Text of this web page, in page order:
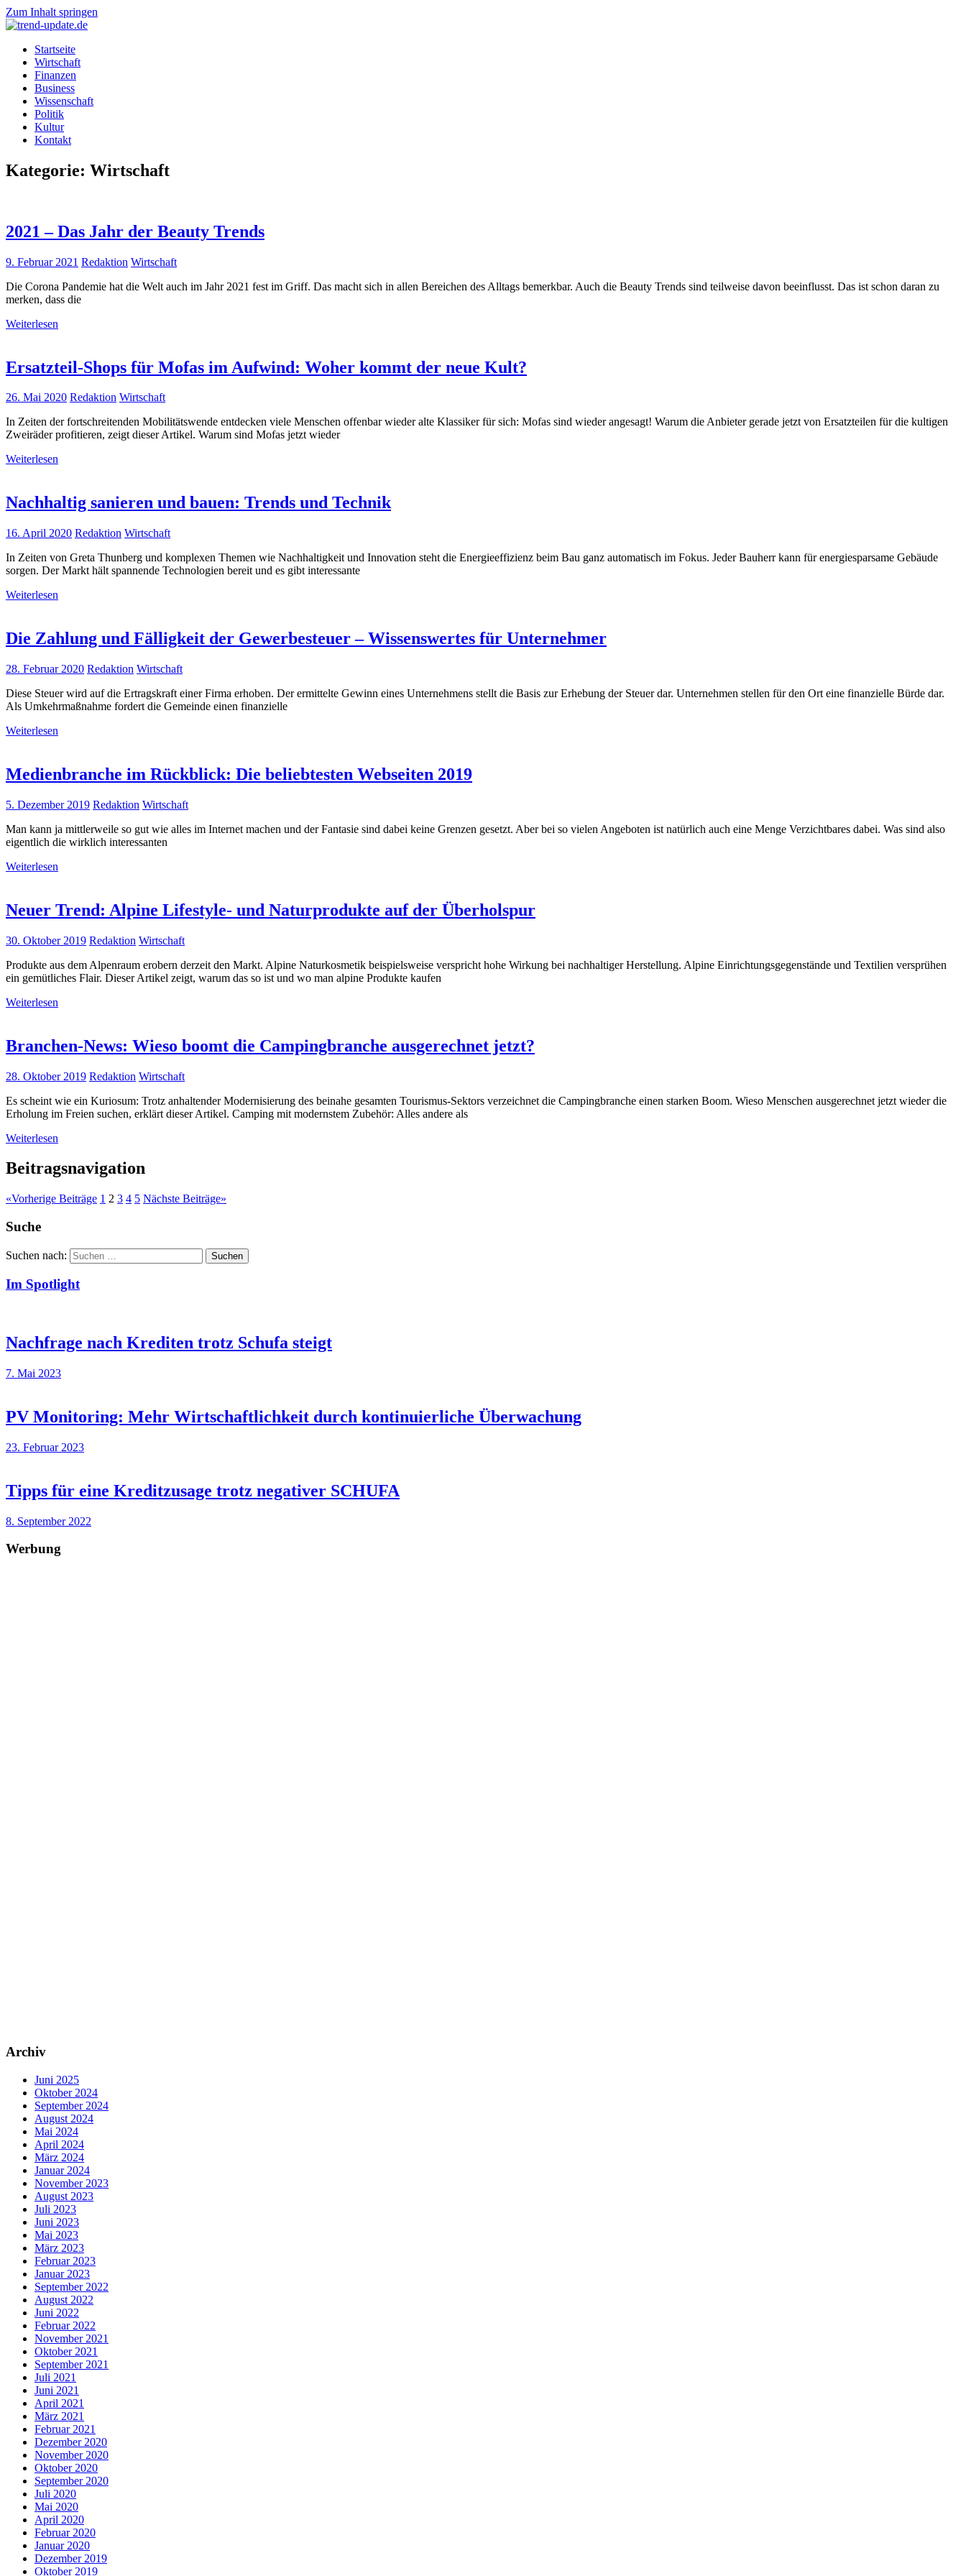
Zum Inhalt springen
trend-
update.de
Trends
News
Wirtschaft,
Wissenschaft
Politik
Startseite
Wirtschaft
Finanzen
Business
Wissenschaft
Politik
Kultur
Kontakt
Kategorie: Wirtschaft
2021 – Das Jahr der Beauty Trends
9. Februar 2021 Redaktion Wirtschaft
Die Corona Pandemie hat die Welt auch im Jahr 2021 fest im Griff. Das macht sich in allen Bereichen des Alltags bemerkbar. Auch die Beauty Trends sind teilweise davon beeinflusst. Das ist schon daran zu
merken, dass die
Weiterlesen
Ersatzteil-Shops für Mofas im Aufwind: Woher kommt der neue Kult?
26. Mai 2020 Redaktion Wirtschaft
In Zeiten der fortschreitenden Mobilitätswende entdecken viele Menschen offenbar wieder alte Klassiker für sich: Mofas sind wieder angesagt! Warum die Anbieter gerade jetzt von Ersatzteilen für die kultigen
Zweiräder profitieren, zeigt dieser Artikel. Warum sind Mofas jetzt wieder
Weiterlesen
Nachhaltig sanieren und bauen: Trends und Technik
16. April 2020 Redaktion Wirtschaft
In Zeiten von Greta Thunberg und komplexen Themen wie Nachhaltigkeit und Innovation steht die Energieeffizienz beim Bau ganz automatisch im Fokus. Jeder Bauherr kann für energiesparsame Gebäude
sorgen. Der Markt hält spannende Technologien bereit und es gibt interessante
Weiterlesen
Die Zahlung und Fälligkeit der Gewerbesteuer – Wissenswertes für Unternehmer
28. Februar 2020 Redaktion Wirtschaft
Diese Steuer wird auf die Ertragskraft einer Firma erhoben. Der ermittelte Gewinn eines Unternehmens stellt die Basis zur Erhebung der Steuer dar. Unternehmen stellen für den Ort eine finanzielle Bürde dar.
Als Umkehrmaßnahme fordert die Gemeinde einen finanzielle
Weiterlesen
Medienbranche im Rückblick: Die beliebtesten Webseiten 2019
5. Dezember 2019 Redaktion Wirtschaft
Man kann ja mittlerweile so gut wie alles im Internet machen und der Fantasie sind dabei keine Grenzen gesetzt. Aber bei so vielen Angeboten ist natürlich auch eine Menge Verzichtbares dabei. Was sind also
eigentlich die wirklich interessanten
Weiterlesen
Neuer Trend: Alpine Lifestyle- und Naturprodukte auf der Überholspur
30. Oktober 2019 Redaktion Wirtschaft
Produkte aus dem Alpenraum erobern derzeit den Markt. Alpine Naturkosmetik beispielsweise verspricht hohe Wirkung bei nachhaltiger Herstellung. Alpine Einrichtungsgegenstände und Textilien versprühen
ein gemütliches Flair. Dieser Artikel zeigt, warum das so ist und wo man alpine Produkte kaufen
Weiterlesen
Branchen-News: Wieso boomt die Campingbranche ausgerechnet jetzt?
28. Oktober 2019 Redaktion Wirtschaft
Es scheint wie ein Kuriosum: Trotz anhaltender Modernisierung des beinahe gesamten Tourismus-Sektors verzeichnet die Campingbranche einen starken Boom. Wieso Menschen ausgerechnet jetzt wieder die
Erholung im Freien suchen, erklärt dieser Artikel. Camping mit modernstem Zubehör: Alles andere als
Weiterlesen
Beitragsnavigation
«Vorherige Beiträge 1 2 3 4 5 Nächste Beiträge»
Suche
Suchen nach: Suchen
Im Spotlight
Nachfrage nach Krediten trotz Schufa steigt
7. Mai 2023
PV Monitoring: Mehr Wirtschaftlichkeit durch kontinuierliche Überwachung
23. Februar 2023
Tipps für eine Kreditzusage trotz negativer SCHUFA
8. September 2022
Werbung
Archiv
Juni 2025
Oktober 2024
September 2024
August 2024
Mai 2024
April 2024
März 2024
Januar 2024
November 2023
August 2023
Juli 2023
Juni 2023
Mai 2023
März 2023
Februar 2023
Januar 2023
September 2022
August 2022
Juni 2022
Februar 2022
November 2021
Oktober 2021
September 2021
Juli 2021
Juni 2021
April 2021
März 2021
Februar 2021
Dezember 2020
November 2020
Oktober 2020
September 2020
Juli 2020
Mai 2020
April 2020
Februar 2020
Januar 2020
Dezember 2019
Oktober 2019